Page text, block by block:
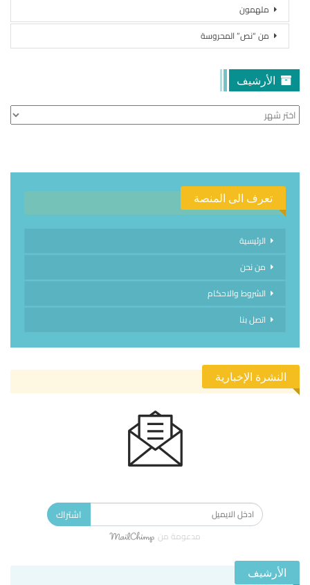
ملهمون
من “نص” المحروسة
الأرشيف
الأرشيف
تعرف الى المنصة
الرئيسية
من نحن
الشروط والاحكام
اتصل بنا
النشرة الإخبارية
اشتراك
مدعومة من
الأرشيف